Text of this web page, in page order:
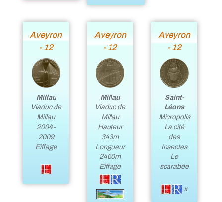
Aveyron
- 12
Millau
Viaduc de
Millau
2004-
2009
Eiffage
Aveyron
- 12
Millau
Viaduc de
Millau
Hauteur
343m
Longueur
2460m
Eiffage
Aveyron
- 12
Saint-
Léons
Micropolis
La cité
des
Insectes
Le
scarabée
x